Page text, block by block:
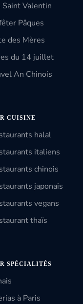
Valentin
Pâques
des Mères
du 14 juillet
An Chinois
CUISINE
halal
italiens
chinois
japonais
vegans
thaïs
SPÉCIALITÉS
à Paris